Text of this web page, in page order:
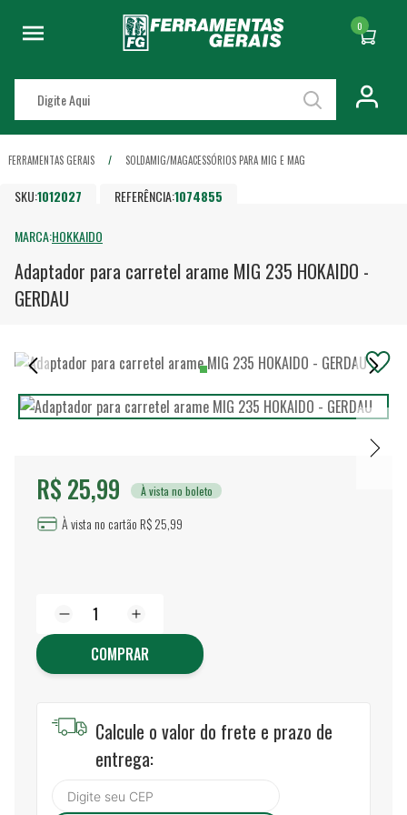
0
FERRAMENTAS GERAIS SOLDAMIG/MAGACESSÓRIOS PARA MIG E MAG
SKU:1012027 REFERÊNCIA:1074855
MARCA:HOKKAIDO
Adaptador para carretel arame MIG 235 HOKAIDO -
GERDAU
R$ 25,99 À vista no boleto
À vista no cartão R$ 25,99
COMPRAR
Calcule o valor do frete e prazo de
entrega: